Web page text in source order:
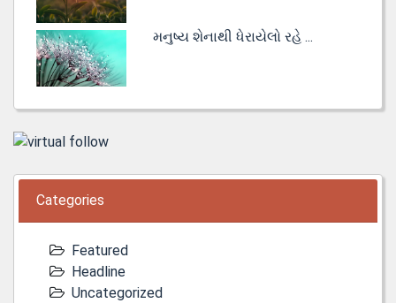
મનુષ્ય શેનાથી ધેરાયેલો રહે ...
Categories
Featured
Headline
Uncategorized